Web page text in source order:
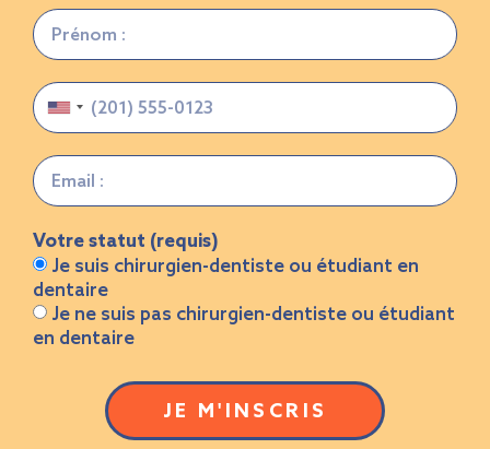
United
States
+1
Votre statut (requis)
Je suis chirurgien-dentiste ou étudiant en
dentaire
Je ne suis pas chirurgien-dentiste ou étudiant
en dentaire
JE M'INSCRIS